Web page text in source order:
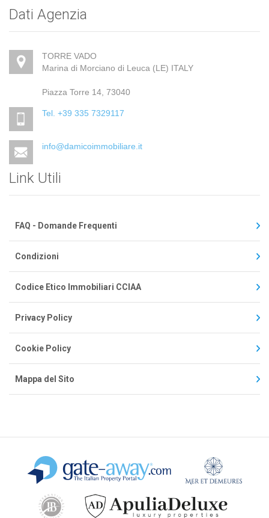
Dati Agenzia
TORRE VADO
Marina di Morciano di Leuca (LE) ITALY
Piazza Torre 14, 73040
Tel. +39 335 7329117
info@damicoimmobiliare.it
Link Utili
FAQ - Domande Frequenti
Condizioni
Codice Etico Immobiliari CCIAA
Privacy Policy
Cookie Policy
Mappa del Sito